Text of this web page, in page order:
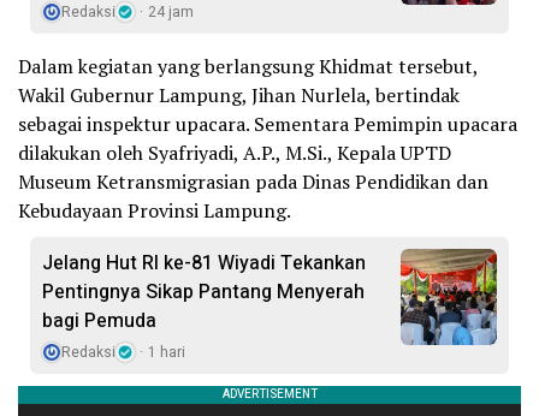
Redaksi 24 jam
Dalam kegiatan yang berlangsung Khidmat tersebut,
Wakil Gubernur Lampung, Jihan Nurlela, bertindak
sebagai inspektur upacara. Sementara Pemimpin upacara
dilakukan oleh Syafriyadi, A.P., M.Si., Kepala UPTD
Museum Ketransmigrasian pada Dinas Pendidikan dan
Kebudayaan Provinsi Lampung.
Jelang Hut RI ke-81 Wiyadi Tekankan
Pentingnya Sikap Pantang Menyerah
bagi Pemuda
Redaksi 1 hari